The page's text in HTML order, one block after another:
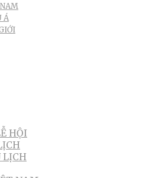
Á
HỘI
LỊCH